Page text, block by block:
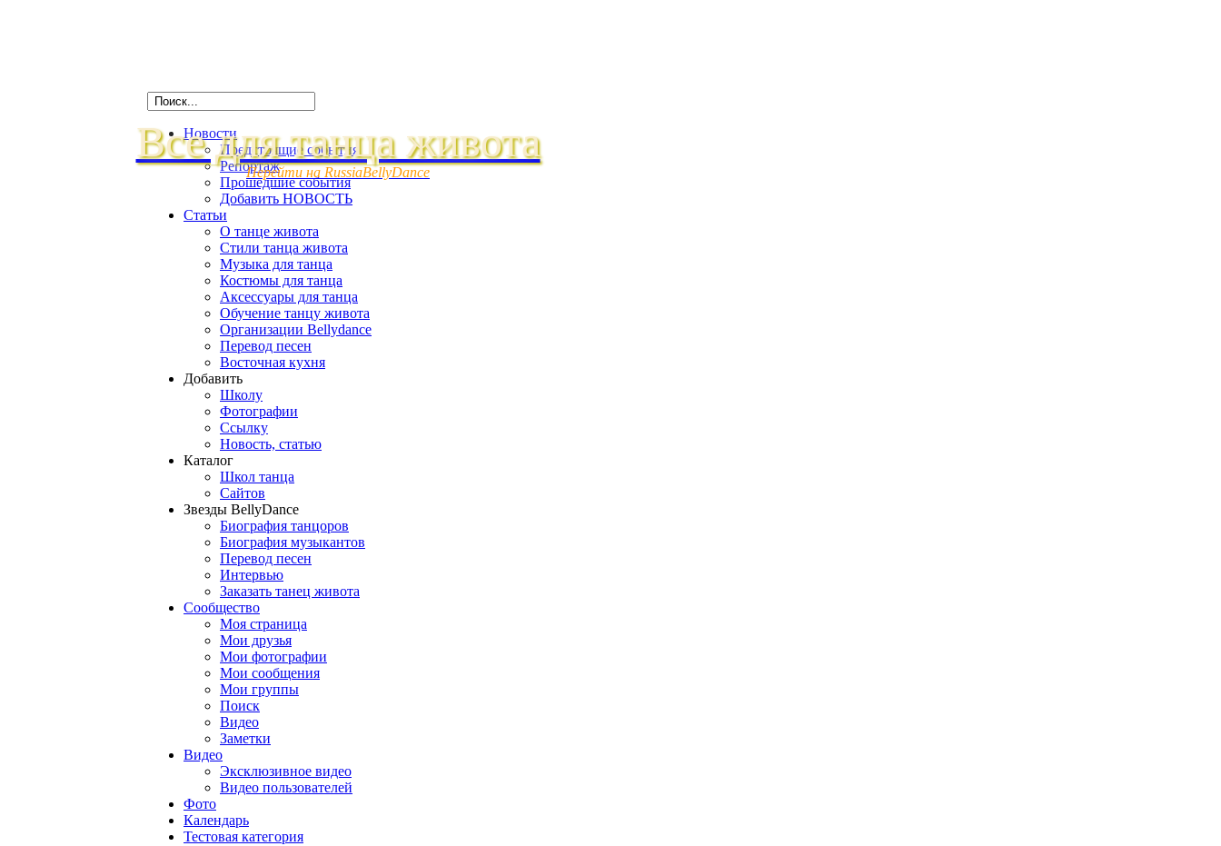
Все для танца живота
Перейти на RussiaBellyDance
Новости
Предстоящие события
Репортаж
Прошедшие события
Добавить НОВОСТЬ
Статьи
О танце живота
Стили танца живота
Музыка для танца
Костюмы для танца
Аксессуары для танца
Обучение танцу живота
Организации Bellydance
Перевод песен
Восточная кухня
Добавить
Школу
Фотографии
Ссылку
Новость, статью
Каталог
Школ танца
Сайтов
Звезды BellyDance
Биография танцоров
Биография музыкантов
Перевод песен
Интервью
Заказать танец живота
Сообщество
Моя страница
Мои друзья
Мои фотографии
Мои сообщения
Мои группы
Поиск
Видео
Заметки
Видео
Эксклюзивное видео
Видео пользователей
Фото
Календарь
Тестовая категория